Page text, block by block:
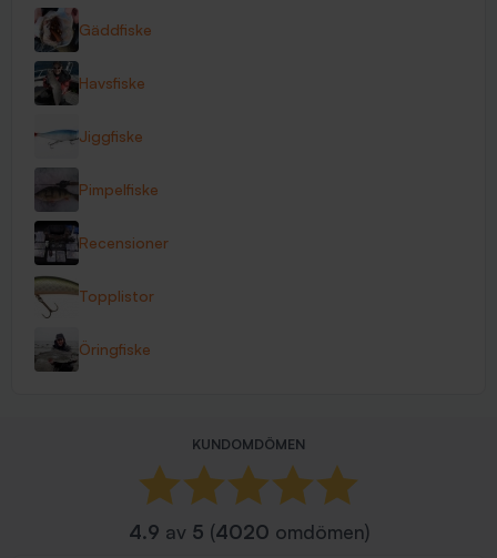
Gäddfiske
Havsfiske
Jiggfiske
Pimpelfiske
Recensioner
Topplistor
Öringfiske
KUNDOMDÖMEN
4.9 av 5 (4020 omdömen)